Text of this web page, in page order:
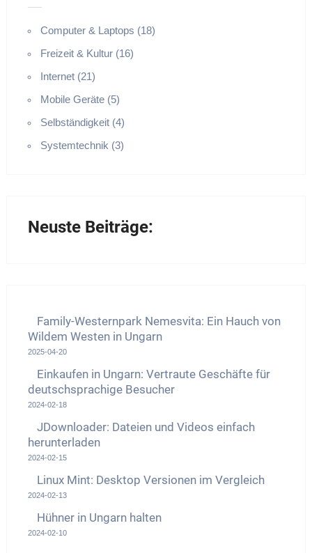
Computer & Laptops (18)
Freizeit & Kultur (16)
Internet (21)
Mobile Geräte (5)
Selbständigkeit (4)
Systemtechnik (3)
Neuste Beiträge:
Family-Westernpark Nemesvita: Ein Hauch von
Wildem Westen in Ungarn
2025-04-20
Einkaufen in Ungarn: Vertraute Geschäfte für
deutschsprachige Besucher
2024-02-18
JDownloader: Dateien und Videos einfach
herunterladen
2024-02-15
Linux Mint: Desktop Versionen im Vergleich
2024-02-13
Hühner in Ungarn halten
2024-02-10